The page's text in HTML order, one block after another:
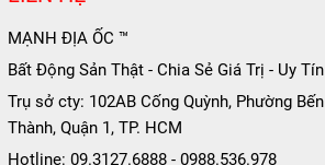
MẠNH ĐỊA ỐC ™
Bất Động Sản Thật - Chia Sẻ Giá Trị - Uy Tín
Trụ sở cty: 102AB Cống Quỳnh, Phường Bến
Thành, Quận 1, TP. HCM
Hotline: 09.3127.6888 - 0988.536.978